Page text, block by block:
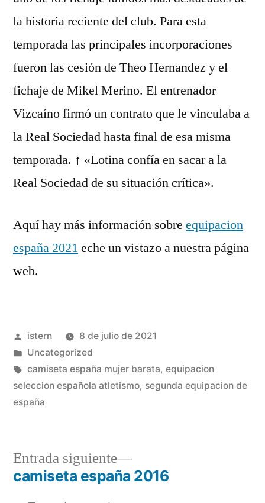
la historia reciente del club. Para esta
temporada las principales incorporaciones
fueron las cesión de Theo Hernandez y el
fichaje de Mikel Merino. El entrenador
Vizcaíno firmó un contrato que le vinculaba a
la Real Sociedad hasta final de esa misma
temporada. ↑ «Lotina confía en sacar a la
Real Sociedad de su situación crítica».
Aquí hay más información sobre equipacion
españa 2021 eche un vistazo a nuestra página
web.
Publicado
por
istern
8 de julio de 2021
Publicado
en
Uncategorized
Etiquetas:
camiseta españa mujer barata, equipacion
seleccion española atletismo, segunda equipacion de
españa
Navegación
Entrada siguiente
Entrada
siguiente:
camiseta españa 2016